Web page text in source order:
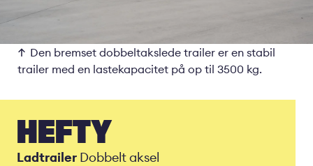
Den bremset dobbeltakslede trailer er en stabil
trailer med en lastekapacitet på op til 3500 kg.
HEFTY
LadtrailerDobbelt aksel